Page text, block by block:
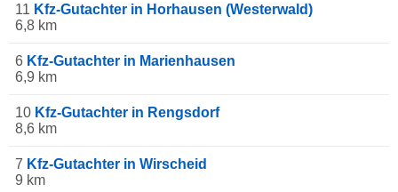
11 Kfz-Gutachter in Horhausen (Westerwald)
6,8 km
6 Kfz-Gutachter in Marienhausen
6,9 km
10 Kfz-Gutachter in Rengsdorf
8,6 km
7 Kfz-Gutachter in Wirscheid
9 km